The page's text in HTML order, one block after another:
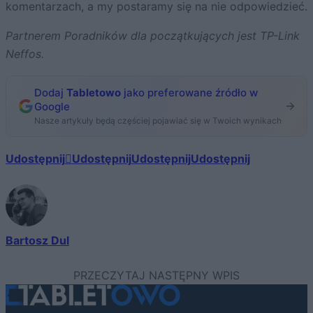
komentarzach, a my postaramy się na nie odpowiedzieć.
Partnerem Poradników dla początkujących jest TP-Link
Neffos.
Dodaj Tabletowo jako preferowane źródło w
Google
Nasze artykuły będą częściej pojawiać się w Twoich wynikach
Udostępnij UdostępnijUdostępnijUdostępnij
Bartosz Dul